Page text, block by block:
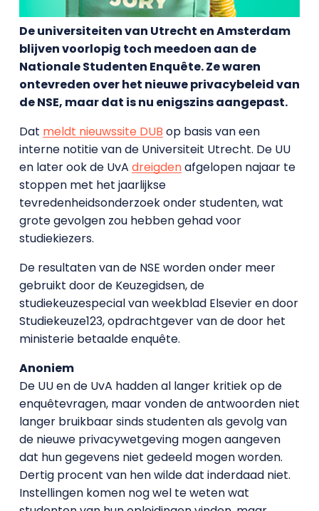
De universiteiten van Utrecht en Amsterdam
blijven voorlopig toch meedoen aan de
Nationale Studenten Enquête. Ze waren
ontevreden over het nieuwe privacybeleid van
de NSE, maar dat is nu enigszins aangepast.
Dat meldt nieuwssite DUB op basis van een
interne notitie van de Universiteit Utrecht. De UU
en later ook de UvA dreigdenafgelopen najaar te
stoppen met het jaarlijkse
tevredenheidsonderzoek onder studenten, wat
grote gevolgen zou hebben gehad voor
studiekiezers.
De resultaten van de NSE worden onder meer
gebruikt door de Keuzegidsen, de
studiekeuzespecial van weekblad Elsevier en door
Studiekeuze123, opdrachtgever van de door het
ministerie betaalde enquête.
Anoniem
De UU en de UvA hadden al langer kritiek op de
enquêtevragen, maar vonden de antwoorden niet
langer bruikbaar sinds studenten als gevolg van
de nieuwe privacywetgeving mogen aangeven
dat hun gegevens niet gedeeld mogen worden.
Dertig procent van hen wilde dat inderdaad niet.
Instellingen komen nog wel te weten wat